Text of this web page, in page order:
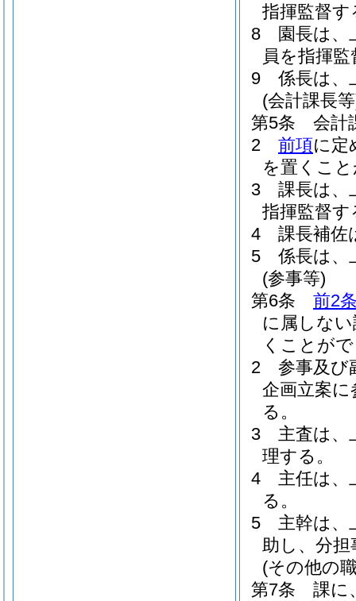
指揮監督す
8
園長は、
員を指揮
9
係長は、
(会計課長
第5条
会計
2
前項に定
を置くこ
3
課長は、
指揮監督す
4
課長補佐
5
係長は、
(参事等)
第6条
前2
に属しな
くことが
2
参事及び
企画立案
る。
3
主査は、
理する。
4
主任は、
る。
5
主幹は、
助し、分
(その他の
第7条
課に